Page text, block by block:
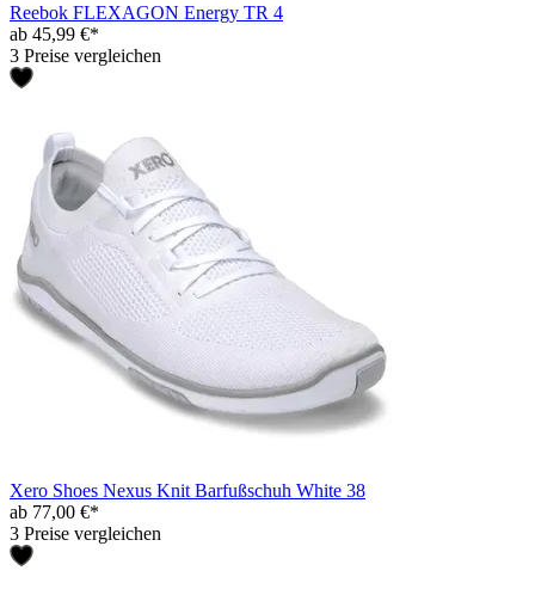
Reebok FLEXAGON Energy TR 4
ab 45,99 €*
3 Preise vergleichen
Xero Shoes Nexus Knit Barfußschuh White 38
ab 77,00 €*
3 Preise vergleichen